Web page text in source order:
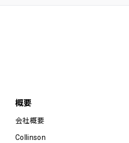
概要
会社概要
Collinson